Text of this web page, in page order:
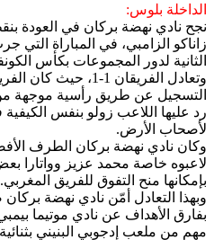
الداخلة بلوس:
نجح نادي نهضة بركان في العودة
زاناكو الزامبي، في المباراة التي
الثانية لدور المجموعات بكأس
وتعادل الفريقان 1-
لأصحاب الأرض.
وكان نادي نهضة بركان الطرف
لاعبوه خاصة محمد عزيز وواتارا
بإمكانها منح التفوق للفريق المغربي.
بفارق الأهداف عن نادي موتيما
مهم من ملعب إدجوبي البنيني